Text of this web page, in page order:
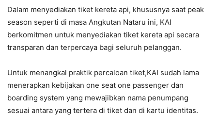
Dalam menyediakan tiket kereta api, khususnya saat peak
season seperti di masa Angkutan Nataru ini, KAI
berkomitmen untuk menyediakan tiket kereta api secara
transparan dan terpercaya bagi seluruh pelanggan.
Untuk menangkal praktik percaloan tiket,KAI sudah lama
menerapkan kebijakan one seat one passenger dan
boarding system yang mewajibkan nama penumpang
sesuai antara yang tertera di tiket dan di kartu identitas.